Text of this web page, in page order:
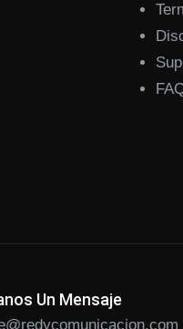
Un Mensaje